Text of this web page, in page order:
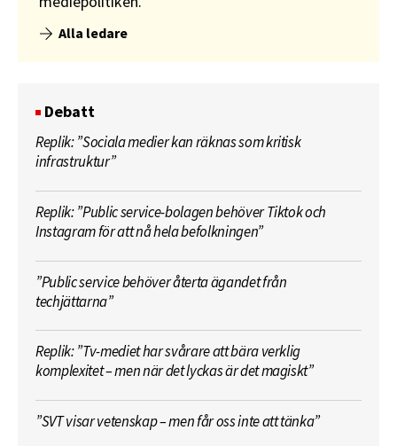
Alla ledare
Debatt
Replik: ”Sociala medier kan räknas som kritisk
infrastruktur”
Replik: ”Public service-bolagen behöver Tiktok och
Instagram för att nå hela befolkningen”
”Public service behöver återta ägandet från
techjättarna”
Replik: ”Tv-mediet har svårare att bära verklig
komplexitet – men när det lyckas är det magiskt”
”SVT visar vetenskap – men får oss inte att tänka”